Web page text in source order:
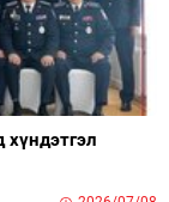
хүндэтгэл